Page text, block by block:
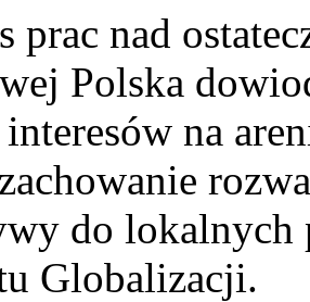
prac nad
Polska
na
do lokalnych
Globalizacji.